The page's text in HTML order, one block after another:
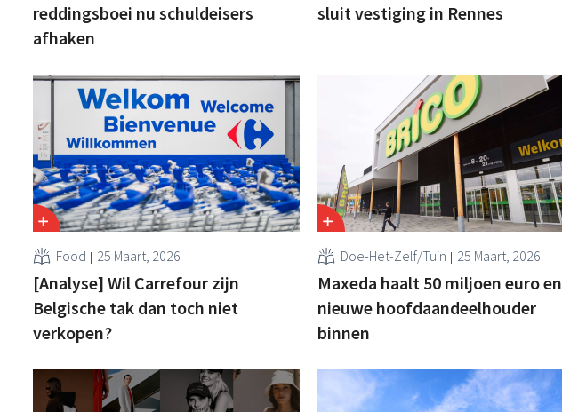
reddingsboei nu schuldeisers
afhaken
sluit vestiging in Rennes
Food 25 Maart, 2026
[Analyse] Wil Carrefour zijn
Belgische tak dan toch niet
verkopen?
Doe-Het-Zelf/Tuin 25 Maart, 2026
Maxeda haalt 50 miljoen euro en
nieuwe hoofdaandeelhouder
binnen